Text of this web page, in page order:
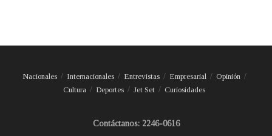
Nacionales Internacionales Entrevistas Empresarial
Opinión
Cultura
Deportes Jet Set Curiosidades
Contáctanos: 2246-0616